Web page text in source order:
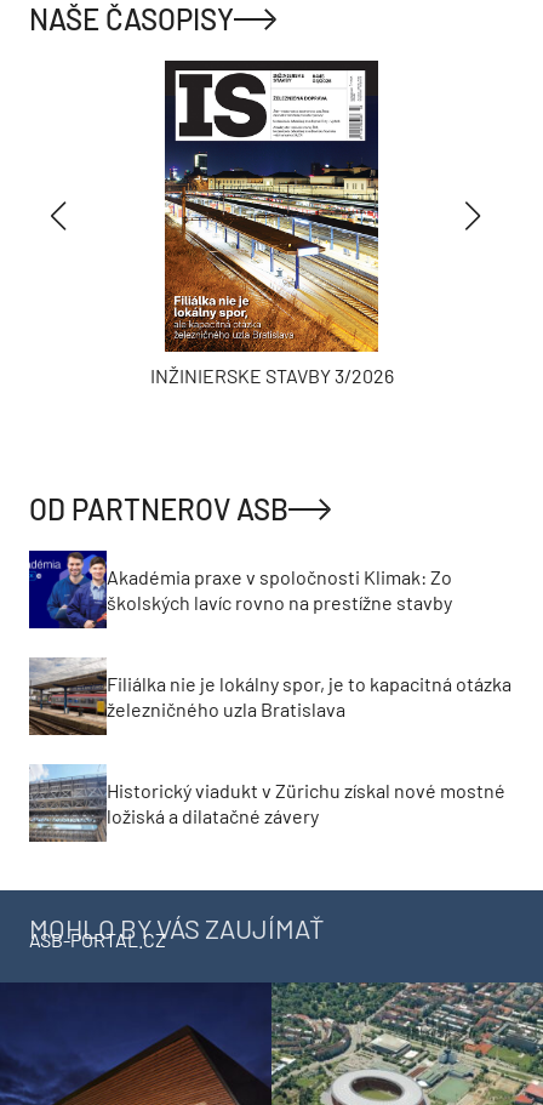
NAŠE ČASOPISY
INŽINIERSKE STAVBY 3/2026
OD PARTNEROV ASB
Akadémia praxe v spoločnosti Klimak: Zo
školských lavíc rovno na prestížne stavby
Filiálka nie je lokálny spor, je to kapacitná otázka
železničného uzla Bratislava
Historický viadukt v Zürichu získal nové mostné
ložiská a dilatačné závery
MOHLO BY VÁS ZAUJÍMAŤ
ASB-PORTAL.CZ